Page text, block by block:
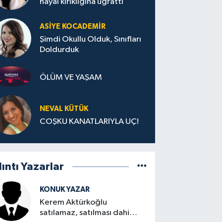
ASIYE KOCADEMİR
Şimdi Okullu Olduk, Sınıfları
Doldurduk
ÖLÜM VE YAŞAM
NEVAL KÜTÜK
COŞKU KANATLARIYLA UÇ!
Yazarlar
KONUK YAZAR
Kerem Aktürkoğlu
satılamaz, satılması dahi